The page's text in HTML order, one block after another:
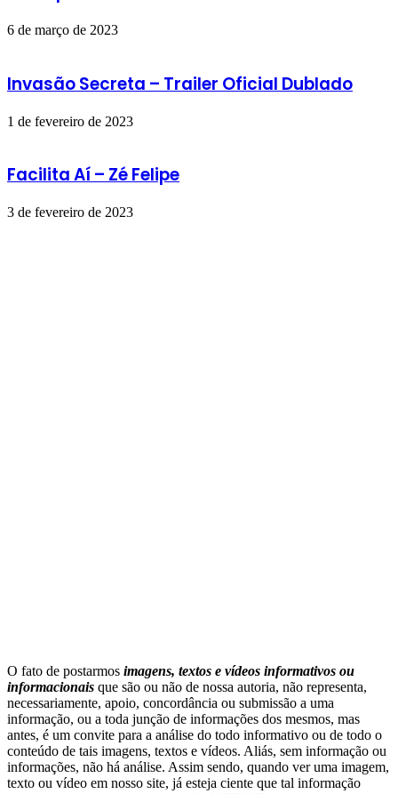
6 de março de 2023
Invasão Secreta – Trailer Oficial Dublado
1 de fevereiro de 2023
Facilita Aí – Zé Felipe
3 de fevereiro de 2023
O fato de postarmos imagens, textos e vídeos informativos ou
informacionais que são ou não de nossa autoria, não representa,
necessariamente, apoio, concordância ou submissão a uma
informação, ou a toda junção de informações dos mesmos, mas
antes, é um convite para a análise do todo informativo ou de todo o
conteúdo de tais imagens, textos e vídeos. Aliás, sem informação ou
informações, não há análise. Assim sendo, quando ver uma imagem,
texto ou vídeo em nosso site, já esteja ciente que tal informação